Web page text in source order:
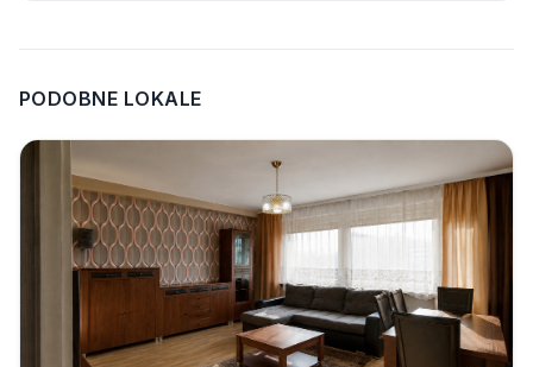
PODOBNE LOKALE